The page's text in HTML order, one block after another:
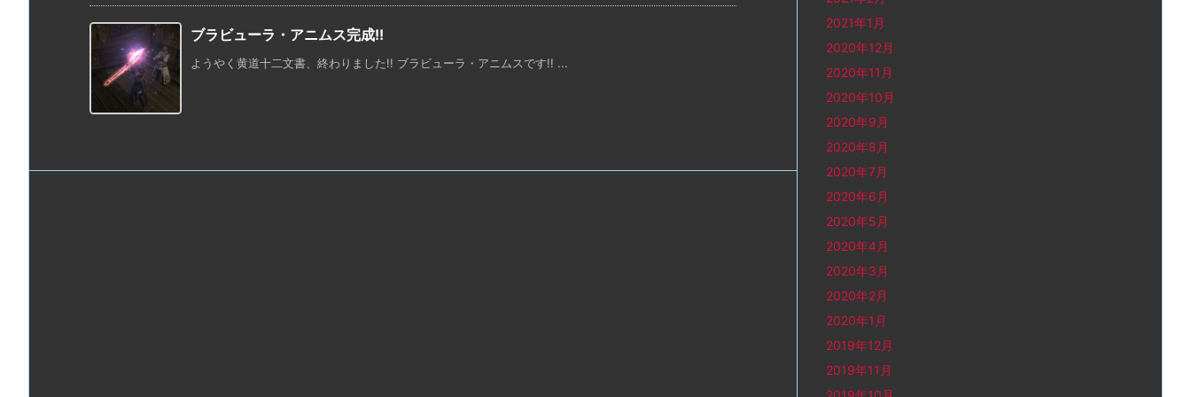
ブラビューラ・アニムス完成!!
ようやく黄道十二文書、終わりました!! ブラビューラ・アニムスです!! ...
2021年1月
2020年12月
2020年11月
2020年10月
2020年9月
2020年8月
2020年7月
2020年6月
2020年5月
2020年4月
2020年3月
2020年2月
2020年1月
2019年12月
2019年11月